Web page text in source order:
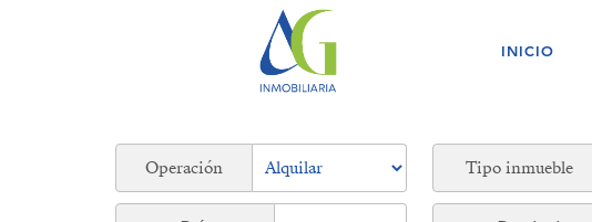
INICIO
Operación Tipo inmueble